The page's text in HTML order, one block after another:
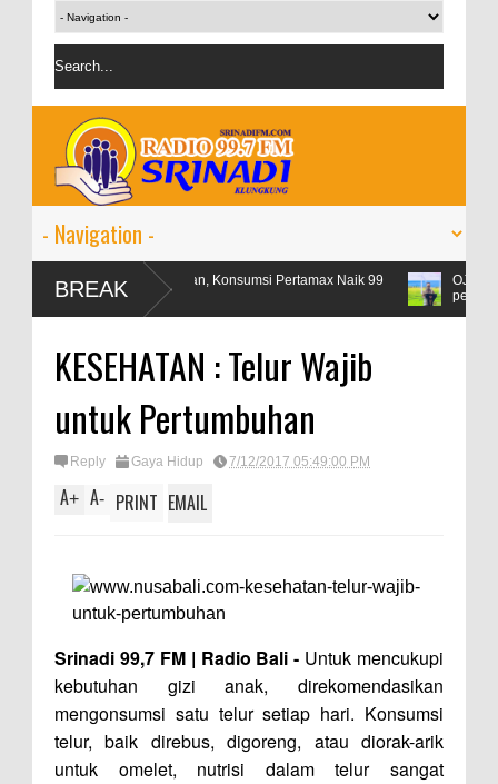
BREAK
Libur Lebaran, Konsumsi Pertamax Naik 99
Persen
OJK targetkan kredit
KESEHATAN : Telur Wajib
untuk Pertumbuhan
Reply Gaya Hidup 7/12/2017 05:49:00 PM
A+ A- PRINT EMAIL
Srinadi 99,7 FM | Radio Bali - Untuk mencukupi
kebutuhan gizi anak, direkomendasikan
mengonsumsi satu telur setiap hari. Konsumsi
telur, baik direbus, digoreng, atau diorak-arik
untuk omelet, nutrisi dalam telur sangat